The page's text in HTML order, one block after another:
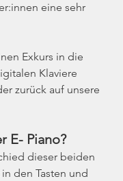
eine sehr
Exkurs in die
Klaviere
zurück auf unsere
E- Piano?
dieser beiden
den Tasten und